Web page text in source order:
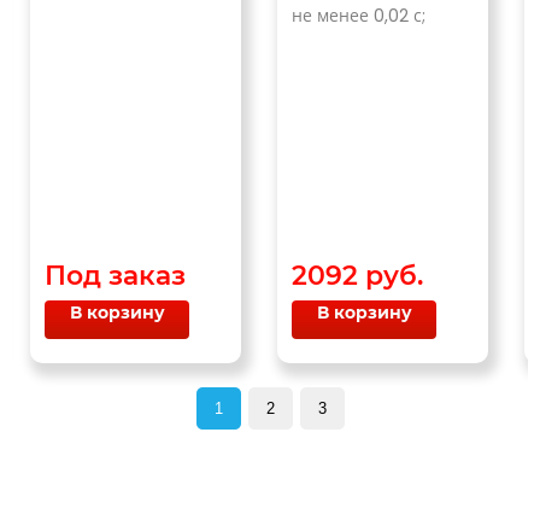
Под заказ
В корзину
не менее 0,02 с;
2092 руб.
В корзину
1 2 3